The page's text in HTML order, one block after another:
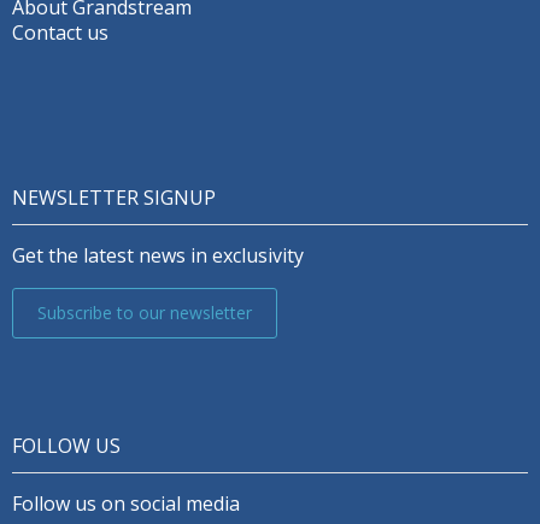
About Grandstream
Contact us
NEWSLETTER SIGNUP
Get the latest news in exclusivity
Subscribe to our newsletter
FOLLOW US
Follow us on social media